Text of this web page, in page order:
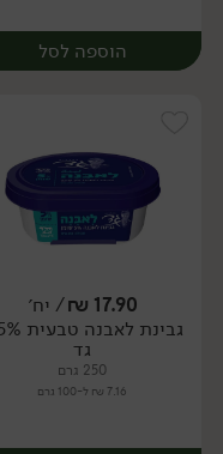
הוספה לסל
יח׳
17.90
₪/ יח׳
גד
250 גרם
7.16 ₪ ל-100 גרם